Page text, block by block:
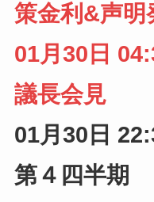
策金利&声明
01月30日
議長会見
01月30日 22
第４四半期